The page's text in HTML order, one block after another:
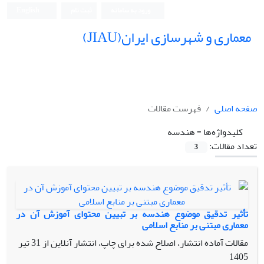
معماری و شهرسازی ایران(JIAU)
صفحه اصلی
فهرست مقالات
کلیدواژه‌ها =هندسه
تعداد مقالات:
3
تأثیر تدقیق موضوع هندسه بر تبیین محتوای آموزش آن در
معماری مبتنی بر منابع اسلامی
مقالات آماده انتشار، اصلاح شده برای چاپ، انتشار آنلاین از
31 تیر
1405